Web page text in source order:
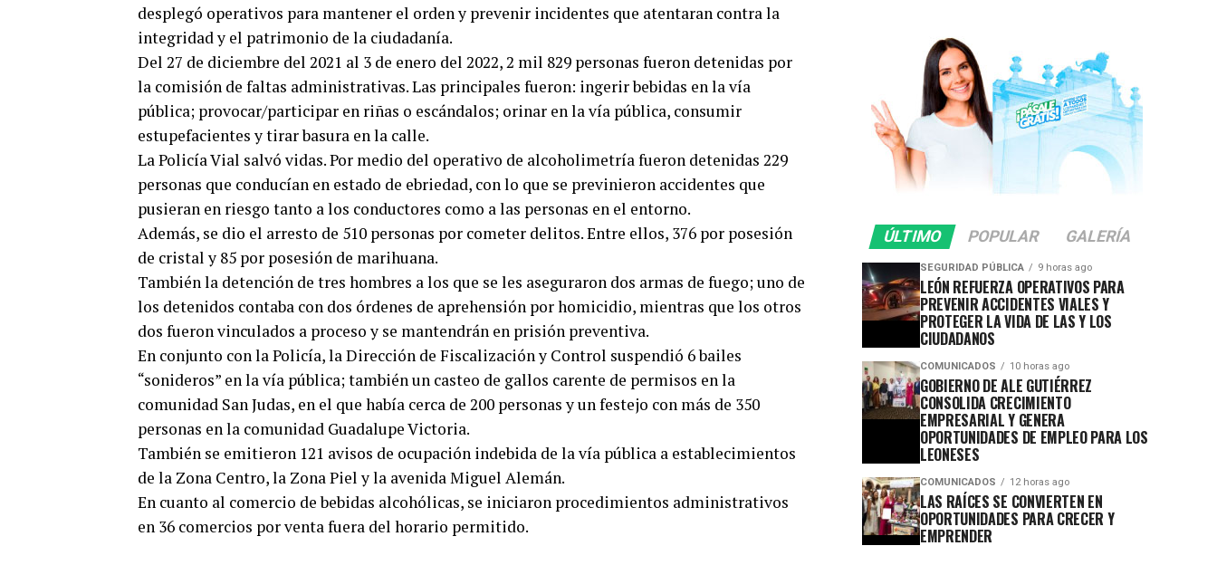
desplegó operativos para mantener el orden y prevenir incidentes que atentaran contra la
integridad y el patrimonio de la ciudadanía.
Del 27 de diciembre del 2021 al 3 de enero del 2022, 2 mil 829 personas fueron detenidas por
la comisión de faltas administrativas. Las principales fueron: ingerir bebidas en la vía
pública; provocar/participar en riñas o escándalos; orinar en la vía pública, consumir
estupefacientes y tirar basura en la calle.
La Policía Vial salvó vidas. Por medio del operativo de alcoholimetría fueron detenidas 229
personas que conducían en estado de ebriedad, con lo que se previnieron accidentes que
pusieran en riesgo tanto a los conductores como a las personas en el entorno.
Además, se dio el arresto de 510 personas por cometer delitos. Entre ellos, 376 por posesión
de cristal y 85 por posesión de marihuana.
También la detención de tres hombres a los que se les aseguraron dos armas de fuego; uno de
los detenidos contaba con dos órdenes de aprehensión por homicidio, mientras que los otros
dos fueron vinculados a proceso y se mantendrán en prisión preventiva.
En conjunto con la Policía, la Dirección de Fiscalización y Control suspendió 6 bailes
“sonideros” en la vía pública; también un casteo de gallos carente de permisos en la
comunidad San Judas, en el que había cerca de 200 personas y un festejo con más de 350
personas en la comunidad Guadalupe Victoria.
También se emitieron 121 avisos de ocupación indebida de la vía pública a establecimientos
de la Zona Centro, la Zona Piel y la avenida Miguel Alemán.
En cuanto al comercio de bebidas alcohólicas, se iniciaron procedimientos administrativos
en 36 comercios por venta fuera del horario permitido.
ÚLTIMO POPULAR GALERÍA
SEGURIDAD PÚBLICA 9 horas ago
LEÓN REFUERZA OPERATIVOS PARA
PREVENIR ACCIDENTES VIALES Y
PROTEGER LA VIDA DE LAS Y LOS
CIUDADANOS
COMUNICADOS 10 horas ago
GOBIERNO DE ALE GUTIÉRREZ
CONSOLIDA CRECIMIENTO
EMPRESARIAL Y GENERA
OPORTUNIDADES DE EMPLEO PARA LOS
LEONESES
COMUNICADOS 12 horas ago
LAS RAÍCES SE CONVIERTEN EN
OPORTUNIDADES PARA CRECER Y
EMPRENDER